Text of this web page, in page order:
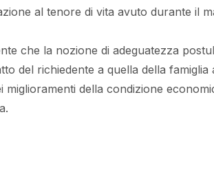
al tenore di vita avuto durante il
che la nozione di adeguatezza
del richiedente a quella della
della condizione